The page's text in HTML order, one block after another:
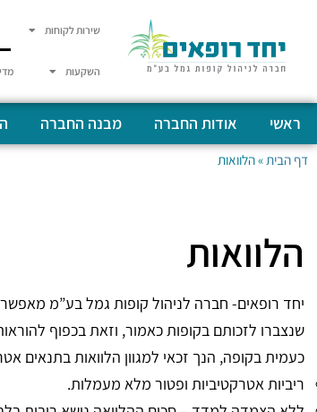
שירות לקוחות
השקעות
ראשי אודות החברה מבנה החברה
דף הבית »הלוואות
הלוואות
יחד רופאים- חברה לניהול קופות גמל בע”מ
שנצברו לזכותם בקופות כאמור, וזאת בכפוף
כעמית בקופה, הנך זכאי למגוון הלוואות בתנאים
ריביות אטרקטיביות ופטור מלא מעמלות.